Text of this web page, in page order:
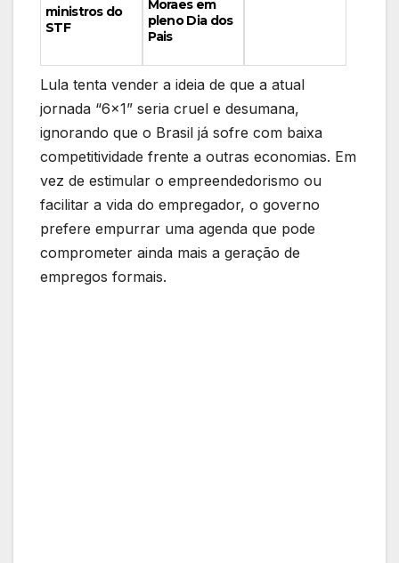
ministros do
STF
Moraes em
pleno Dia dos
Pais
Lula tenta vender a ideia de que a atual
jornada “6×1” seria cruel e desumana,
ignorando que o Brasil já sofre com baixa
competitividade frente a outras economias. Em
vez de estimular o empreendedorismo ou
facilitar a vida do empregador, o governo
prefere empurrar uma agenda que pode
comprometer ainda mais a geração de
empregos formais.